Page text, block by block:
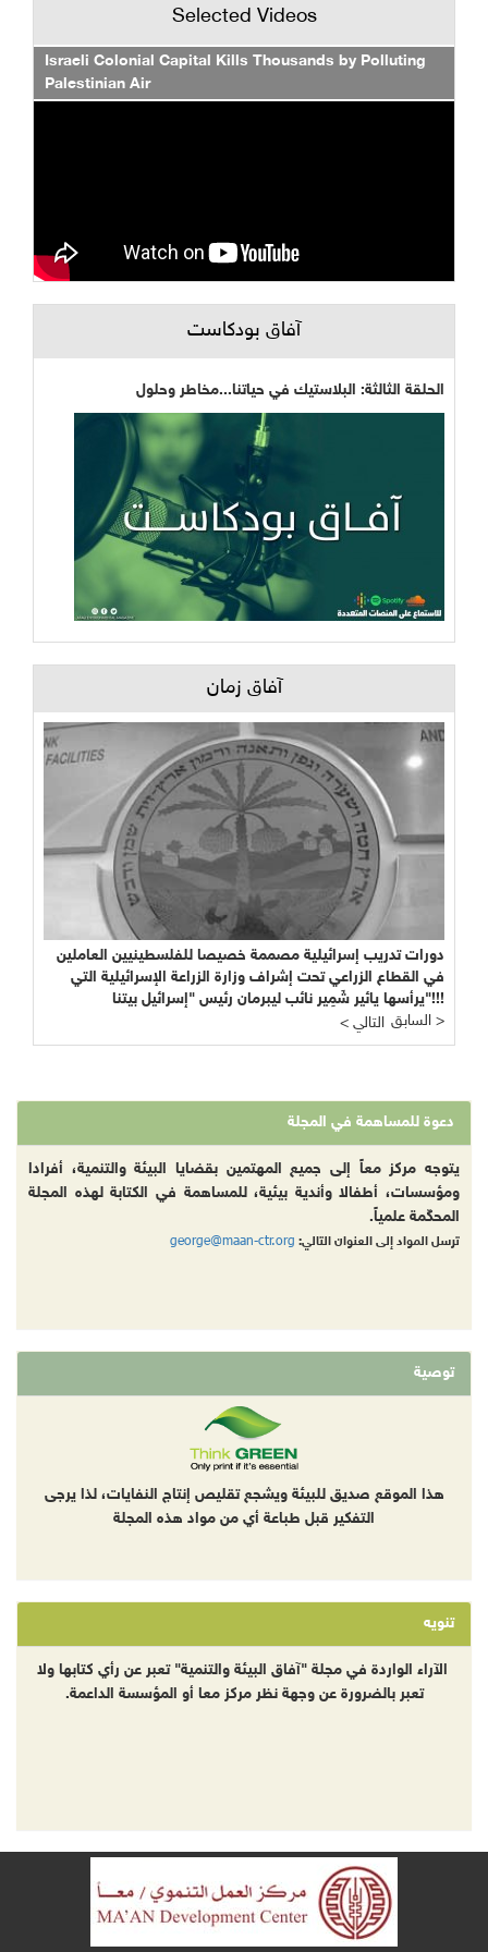
Selected Videos
Israeli Colonial Capital Kills Thousands by Polluting
Palestinian Air
آفاق بودكاست
الحلقة الثالثة: البلاستيك في حياتنا...مخاطر وحلول
آفاق زمان
دورات تدريب إسرائيلية مصممة خصيصا للفلسطينيين العاملين
في القطاع الزراعي تحت إشراف وزارة الزراعة الإسرائيلية التي
يرأسها يائير شَمِير نائب ليبرمان رئيس "إسرائيل بيتنا"!!!
< التالي
السابق >
دعوة للمساهمة في المجلة
يتوجه مركز معاً إلى جميع المهتمين بقضايا البيئة والتنمية، أفرادا
ومؤسسات، أطفالا وأندية بيئية، للمساهمة في الكتابة لهذه المجلة
المحكّمة علمياً.
ترسل المواد إلى العنوان التالي: george@maan-ctr.org
توصية
هذا الموقع صديق للبيئة ويشجع تقليص إنتاج النفايات، لذا يرجى
التفكير قبل طباعة أي من مواد هذه المجلة
تنويه
الآراء الواردة في مجلة "آفاق البيئة والتنمية" تعبر عن رأي كتابها ولا
تعبر بالضرورة عن وجهة نظر مركز معا أو المؤسسة الداعمة.